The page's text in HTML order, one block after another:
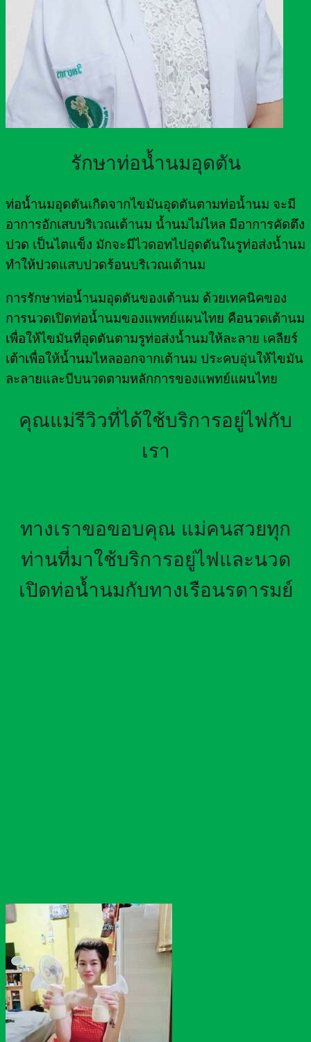
รักษาท่อน้ำนมอุดตัน
ท่อน้ำนมอุดตันเกิดจากไขมันอุดตันตามท่อน้ำนม จะมี
อาการอักเสบบริเวณเต้านม น้ำนมไม่ไหล มีอาการคัดตึง
ปวด เป็นไตแข็ง มักจะมีไวดอทไปอุดตันในรูท่อส่งน้ำนม
ทำให้ปวดแสบปวดร้อนบริเวณเต้านม
การรักษาท่อน้ำนมอุดตันของเต้านม ด้วยเทคนิคของ
การนวดเปิดท่อน้ำนมของแพทย์แผนไทย คือนวดเต้านม
เพื่อให้ไขมันที่อุดตันตามรูท่อส่งน้ำนมให้ละลาย เคลียร์
เต้าเพื่อให้น้ำนมไหลออกจากเต้านม ประคบอุ่นให้ไขมัน
ละลายและบีบนวดตามหลักการของแพทย์แผนไทย
คุณแม่รีวิวที่ได้ใช้บริการอยู่ไฟกับ
เรา
ทางเราขอขอบคุณ แม่คนสวยทุก
ท่านที่มาใช้บริการอยู่ไฟและนวด
เปิดท่อน้ำนมกับทางเรือนรดารมย์